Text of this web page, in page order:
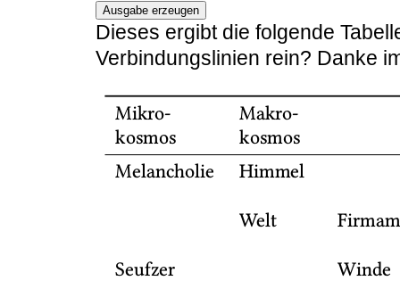
Ausgabe erzeugen
Dieses ergibt die folgende
Verbindungslinien rein? Danke